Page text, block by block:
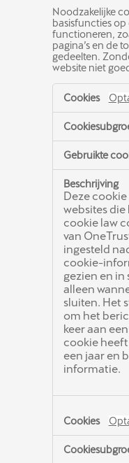
Noodzakelijke
basisfuncties op
functioneren,
pagina’s en de
gedeelten.
website niet
Noodzakelijke
cookies
Deze
websites die
cookie law
van
ingesteld
cookie-
gezien en in
alleen
sluiten. Het
om het
keer aan
cookie
een jaar en
informatie.